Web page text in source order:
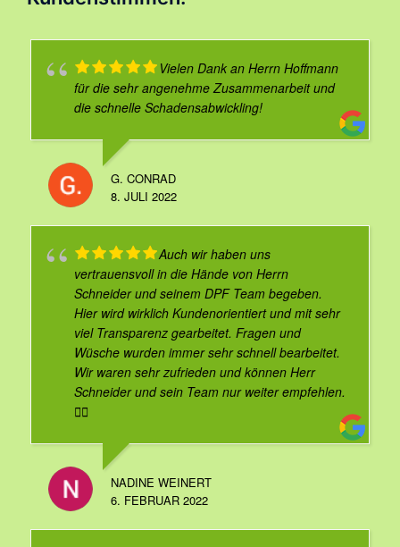
Vielen Dank an Herrn Hoffmann
für die sehr angenehme Zusammenarbeit und
die schnelle Schadensabwickling!
G. CONRAD
8. JULI 2022
Auch wir haben uns
vertrauensvoll in die Hände von Herrn
Schneider und seinem DPF Team begeben.
Hier wird wirklich Kundenorientiert und mit sehr
viel Transparenz gearbeitet. Fragen und
Wüsche wurden immer sehr schnell bearbeitet.
Wir waren sehr zufrieden und können Herr
Schneider und sein Team nur weiter empfehlen.
👍🏻
NADINE WEINERT
6. FEBRUAR 2022